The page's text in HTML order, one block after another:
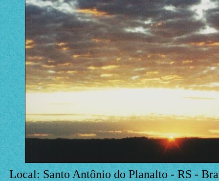
Local: Santo Antônio do Planalto - RS -